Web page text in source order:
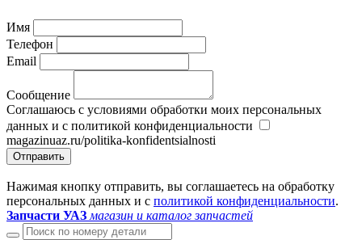
Имя
Телефон
Email
Сообщение
Соглашаюсь с условиями обработки моих персональных
данных и с политикой конфиденциальности
magazinuaz.ru/politika-konfidentsialnosti
Отправить
Нажимая кнопку отправить, вы соглашаетесь на обработку
персональных данных и с политикой конфиденциальности.
Запчасти УАЗ магазин и каталог запчастей